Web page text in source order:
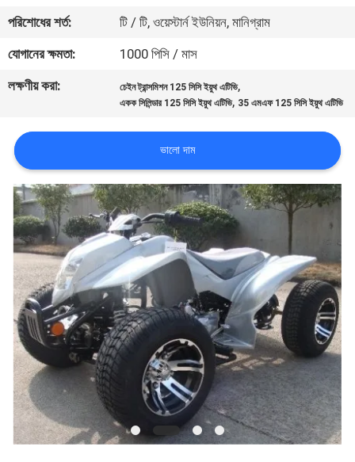
যোগাযোগ
করুন
উদ্ধৃতির
আবেদন
সাইট
ম্যাপ
গোপনীয়তা
নীতি
পরিশোধের শর্ত:
টি / টি, ওয়েস্টার্ন ইউনিয়ন, মানিগ্রাম
যোগানের ক্ষমতা:
1000 পিসি / মাস
লক্ষণীয় করা:
চেইন ট্রান্সমিশন 125 সিসি ইয়ুথ এটিভি,
একক সিলিন্ডার 125 সিসি ইয়ুথ এটিভি, 35 এমএফ 125 সিসি ইয়ুথ এটিভি
ভালো দাম